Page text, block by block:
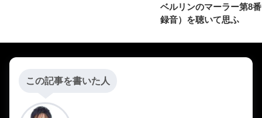
ベルリンのマーラー第8
録音）を聴いて思ふ
この記事を書いた人